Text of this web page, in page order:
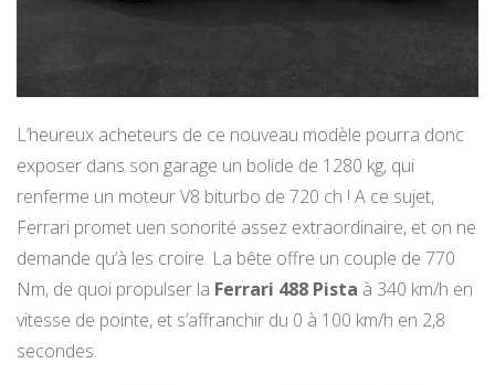
L’heureux acheteurs de ce nouveau modèle pourra donc
exposer dans son garage un bolide de 1280 kg, qui
renferme un moteur V8 biturbo de 720 ch ! A ce sujet,
Ferrari promet uen sonorité assez extraordinaire, et on ne
demande qu’à les croire. La bête offre un couple de 770
Nm, de quoi propulser la Ferrari 488 Pista à 340 km/h en
vitesse de pointe, et s’affranchir du 0 à 100 km/h en 2,8
secondes.